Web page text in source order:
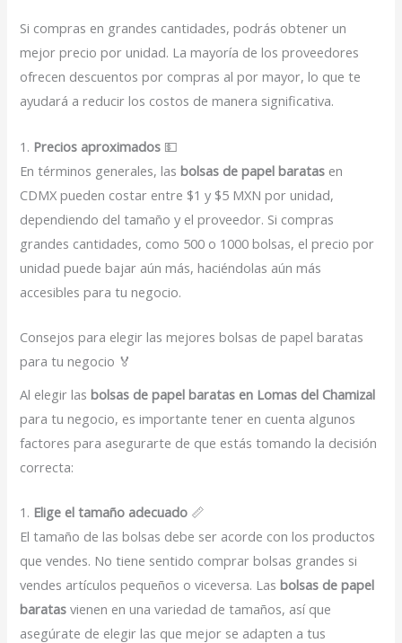
Si compras en grandes cantidades, podrás obtener un
mejor precio por unidad. La mayoría de los proveedores
ofrecen descuentos por compras al por mayor, lo que te
ayudará a reducir los costos de manera significativa.
1. Precios aproximados 💵
En términos generales, lasbolsas de papel baratas en
CDMX pueden costar entre $1 y $5 MXN por unidad,
dependiendo del tamaño y el proveedor. Si compras
grandes cantidades, como 500 o 1000 bolsas, el precio por
unidad puede bajar aún más, haciéndolas aún más
accesibles para tu negocio.
Consejos para elegir las mejores bolsas de papel baratas
para tu negocio 🏅
Al elegir lasbolsas de papel baratas en Lomas del Chamizal
para tu negocio, es importante tener en cuenta algunos
factores para asegurarte de que estás tomando la decisión
correcta:
1. Elige el tamaño adecuado 📏
El tamaño de las bolsas debe ser acorde con los productos
que vendes. No tiene sentido comprar bolsas grandes si
vendes artículos pequeños o viceversa. Lasbolsas de papel
baratas vienen en una variedad de tamaños, así que
asegúrate de elegir las que mejor se adapten a tus